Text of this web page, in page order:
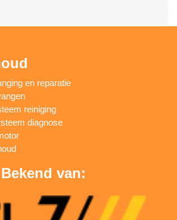
en reparatie
reiniging
diagnose
Bekend van: